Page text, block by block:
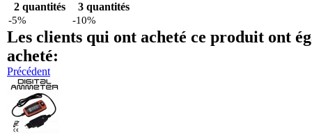
2 quantités
3 quantités
-5% -10%
Les clients qui ont acheté ce produit ont
acheté:
Précédent